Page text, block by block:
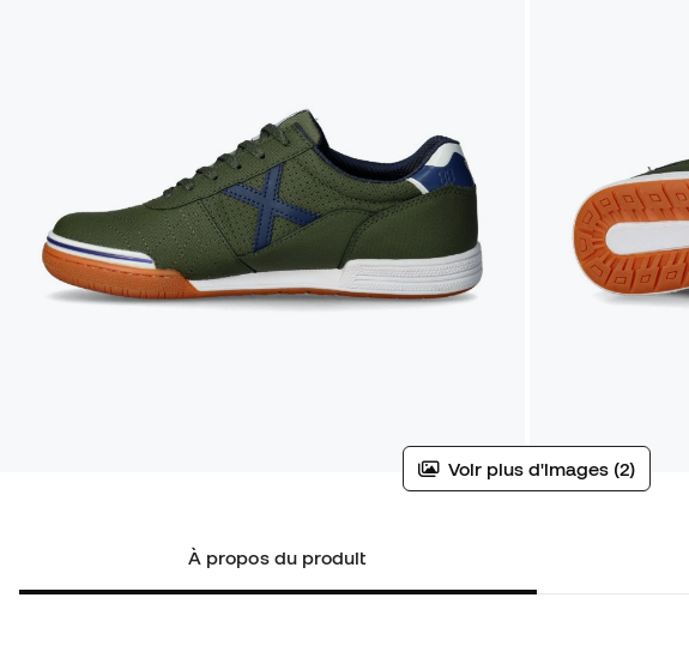
Voir plus d'images (2)
À propos du produit